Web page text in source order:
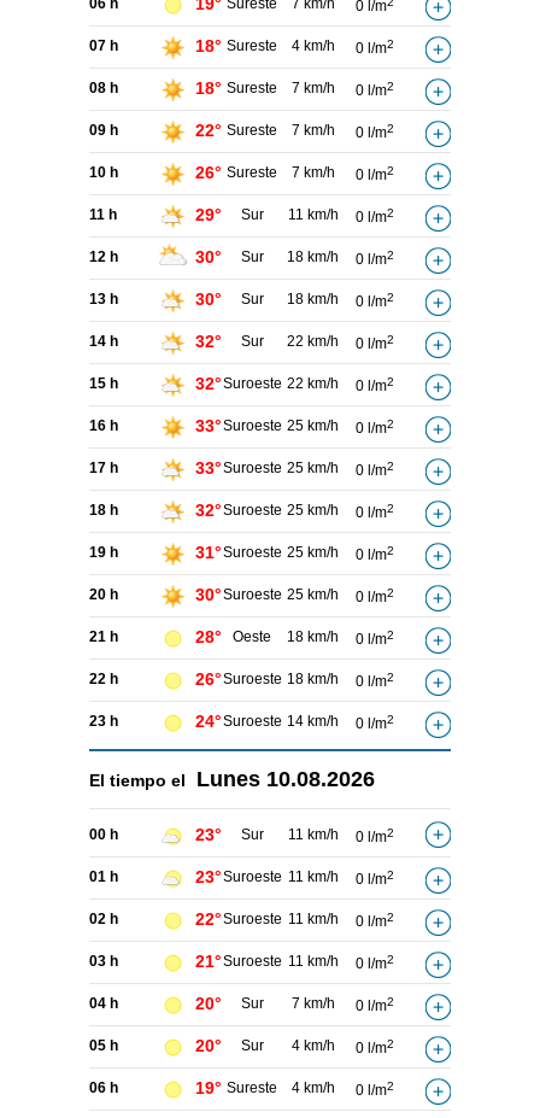
06 h 19° Sureste 7 km/h 0 l/m
07 h 18° Sureste 4 km/h 0 l/m2
08 h 18° Sureste 7 km/h 0 l/m2
09 h 22° Sureste 7 km/h 0 l/m2
10 h 26° Sureste 7 km/h 0 l/m2
11 h 29° Sur 11 km/h 0 l/m2
12 h 30° Sur 18 km/h 0 l/m2
13 h 30° Sur 18 km/h 0 l/m2
14 h 32° Sur 22 km/h 0 l/m2
15 h 32°Suroeste 22 km/h 0 l/m2
16 h 33°Suroeste 25 km/h 0 l/m2
17 h 33°Suroeste 25 km/h 0 l/m2
18 h 32°Suroeste 25 km/h 0 l/m2
19 h 31°Suroeste 25 km/h 0 l/m2
20 h 30°Suroeste 25 km/h 0 l/m2
21 h 28° Oeste 18 km/h 0 l/m2
22 h 26°Suroeste 18 km/h 0 l/m2
23 h 24°Suroeste 14 km/h 0 l/m2
El tiempo el Lunes 10.08.2026
00 h 23° Sur 11 km/h 0 l/m2
01 h 23°Suroeste 11 km/h 0 l/m2
02 h 22°Suroeste 11 km/h 0 l/m2
03 h 21°Suroeste 11 km/h 0 l/m2
04 h 20° Sur 7 km/h 0 l/m2
05 h 20° Sur 4 km/h 0 l/m2
06 h 19° Sureste 4 km/h 0 l/m2